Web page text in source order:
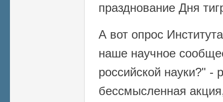
празднование Дня
А вот опрос
наше научное
российской науки?" -
бессмысленная